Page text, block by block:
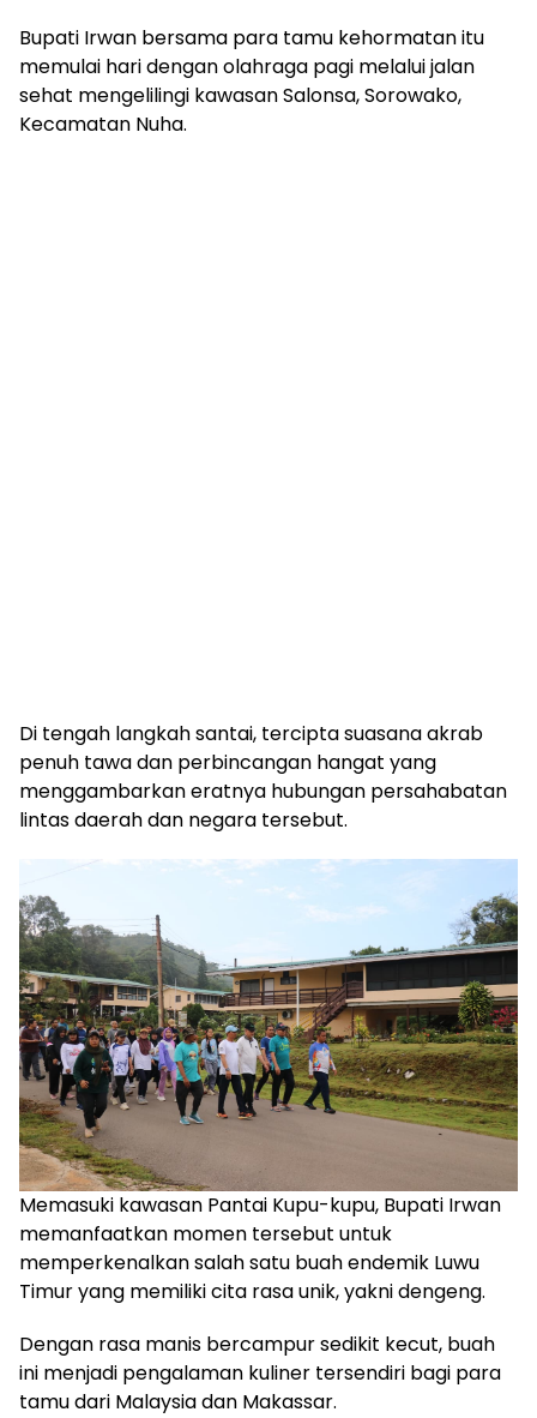
Bupati Irwan bersama para tamu kehormatan itu
memulai hari dengan olahraga pagi melalui jalan
sehat mengelilingi kawasan Salonsa, Sorowako,
Kecamatan Nuha.
Di tengah langkah santai, tercipta suasana akrab
penuh tawa dan perbincangan hangat yang
menggambarkan eratnya hubungan persahabatan
lintas daerah dan negara tersebut.
Memasuki kawasan Pantai Kupu-kupu, Bupati Irwan
memanfaatkan momen tersebut untuk
memperkenalkan salah satu buah endemik Luwu
Timur yang memiliki cita rasa unik, yakni dengeng.
Dengan rasa manis bercampur sedikit kecut, buah
ini menjadi pengalaman kuliner tersendiri bagi para
tamu dari Malaysia dan Makassar.